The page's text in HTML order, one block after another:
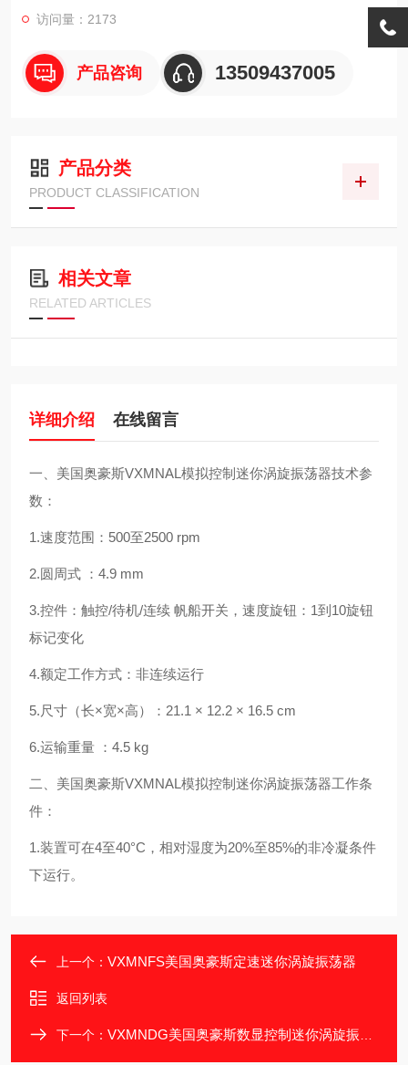
访问量：2173
产品咨询 13509437005
产品分类
PRODUCT CLASSIFICATION
相关文章
RELATED ARTICLES
详细介绍 在线留言
一、美国奥豪斯VXMNAL模拟控制迷你涡旋振荡器技术参
数：
1.速度范围：500至2500 rpm
2.圆周式 ：4.9 mm
3.控件：触控/待机/连续 帆船开关， 速度旋钮：1到10旋钮
标记变化
4.额定工作方式：非连续运行
5.尺寸（长×宽×高）：21.1 × 12.2 × 16.5 cm
6.运输重量 ：4.5 kg
二 美国奥豪斯VXMNAL 模拟控制迷你涡旋振荡器工作条
件：
1.装置可在4至40°C，相对湿度为20%至85%的非冷凝条件
下运行。
上一个： VXMNFS美国奥豪斯定速迷你涡旋振荡器
返回列表
下一个： VXMNDG美国奥豪斯数显控制迷你涡旋振荡器